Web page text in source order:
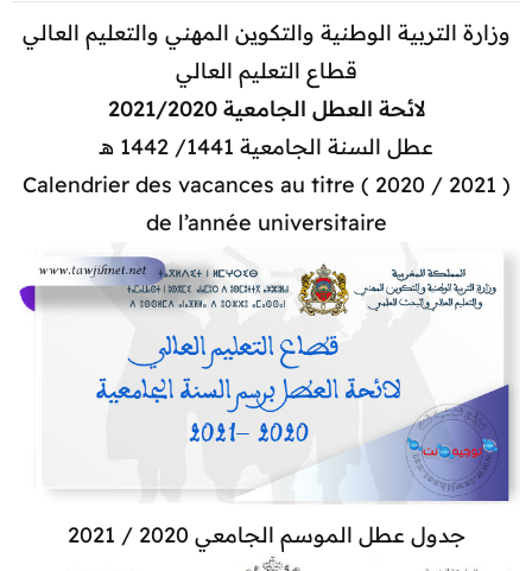
وزارة التربية الوطنية والتكوين المهني والتعليم العالي
قطاع التعليم العالي
لائحة العطل الجامعية 2021/2020
عطل السنة الجامعية 1441/ 1442 هـ
( 2021 / 2020 ) Calendrier des vacances au titre
de l’année universitaire
جدول عطل الموسم الجامعي 2020 / 2021